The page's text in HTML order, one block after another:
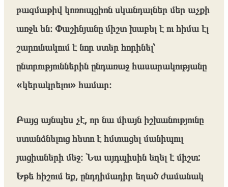
բազմաթիվ կոռուպցիոն սկանդալներ մեր աչքի
առջև են։ Փաշինյանը միշտ խաբել է ու հիմա էլ
շարունակում է նոր ստեր հորինել՝
ընտրություններին ընդառաջ հասարակությանը
«կերակրելու» համար։
Բայց այնպես չէ, որ նա միայն իշխանությունը
ստանձնելուց հետո է հմտացել մանիպուլ
յացիաների մեջ։ Նա այդպիսին եղել է միշտ:
Եթե հիշում եք, ընդդիմադիր եղած ժամանակ